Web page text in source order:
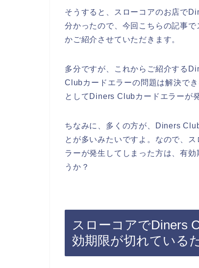
そうすると、スローコアのお店で
分かったので、今回こちらの記事
かご紹介させていただきます。
多分ですが、これからご紹介する
Clubカードエラーの問題は解決で
としてDiners Clubカードエラーが
ちなみに、多くの方が、Diners
とが多いみたいですよ。なので、
ラーが発生してしまった方は、有
うか？
スローコアでDiners
効期限が切れている